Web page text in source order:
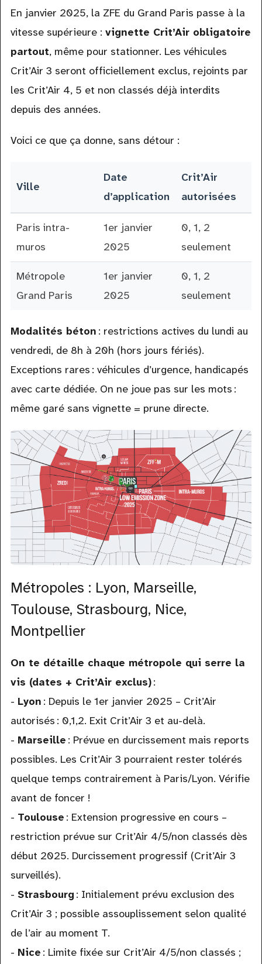
En janvier 2025, la ZFE du Grand Paris passe à la
vitesse supérieure : vignette Crit’Air obligatoire
partout, même pour stationner. Les véhicules
Crit’Air 3 seront officiellement exclus, rejoints par
les Crit’Air 4, 5 et non classés déjà interdits
depuis des années.
Voici ce que ça donne, sans détour :
Ville
Date
d’application
Crit’Air
autorisées
Paris intra-
muros
1er janvier
2025
0, 1, 2
seulement
Métropole
Grand Paris
1er janvier
2025
0, 1, 2
seulement
Modalités béton : restrictions actives du lundi au
vendredi, de 8h à 20h (hors jours fériés).
Exceptions rares : véhicules d’urgence, handicapés
avec carte dédiée. On ne joue pas sur les mots :
même garé sans vignette = prune directe.
Métropoles : Lyon, Marseille,
Toulouse, Strasbourg, Nice,
Montpellier
On te détaille chaque métropole qui serre la
vis (dates + Crit’Air exclus):
- Lyon : Depuis le 1er janvier 2025 – Crit’Air
autorisés : 0,1,2. Exit Crit’Air 3 et au-delà.
- Marseille : Prévue en durcissement mais reports
possibles. Les Crit’Air 3 pourraient rester tolérés
quelque temps contrairement à Paris/Lyon. Vérifie
avant de foncer !
- Toulouse : Extension progressive en cours –
restriction prévue sur Crit’Air 4/5/non classés dès
début 2025. Durcissement progressif (Crit’Air 3
surveillés).
- Strasbourg : Initialement prévu exclusion des
Crit’Air 3 ; possible assouplissement selon qualité
de l’air au moment T.
- Nice : Limite fixée sur Crit’Air 4/5/non classés ;